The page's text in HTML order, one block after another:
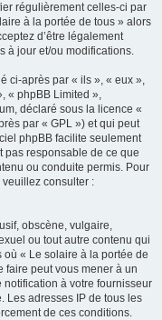
régulièrement celles-ci par
à la portée de tous » alors
d’être légalement
à jour et/ou modifications.
ci-après par « ils », « eux »,
« phpBB Limited »,
déclaré sous la licence «
par « GPL ») et qui peut
phpBB facilite seulement
pas responsable de ce que
ou conduite permis. Pour
consulter :
obscène, vulgaire,
ou tout autre contenu qui
« Le solaire à la portée de
faire peut vous mener à un
à votre fournisseur
Les adresses IP de tous les
de ces conditions.